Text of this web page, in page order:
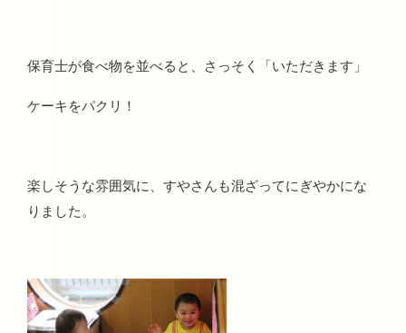
保育士が食べ物を並べると、さっそく「いただきます」
ケーキをパクリ！
楽しそうな雰囲気に、すやさんも混ざってにぎやかにな
りました。